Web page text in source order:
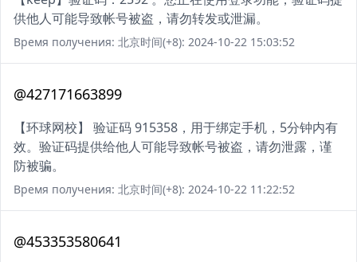
供他人可能导致帐号被盗，请勿转发或泄漏。
Время получения: 北京时间(+8): 2024-10-22 15:03:52
@427171663899
【环球网校】 验证码 915358，用于绑定手机，5分钟内有
效。验证码提供给他人可能导致帐号被盗，请勿泄露，谨
防被骗。
Время получения: 北京时间(+8): 2024-10-22 11:22:52
@453353580641